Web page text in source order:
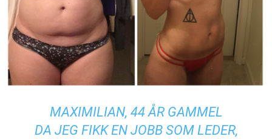
MAXIMILIAN, 44 ÅR GAMMEL
DA JEG FIKK EN JOBB SOM LEDER,